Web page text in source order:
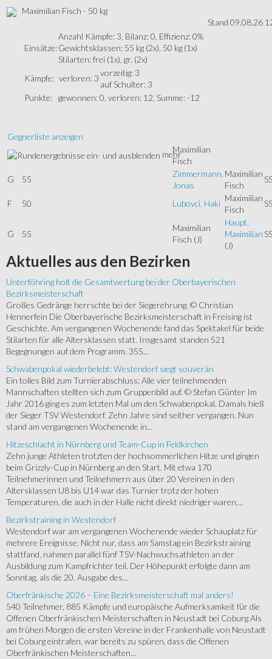
Maximilian Fisch - 50 kg
Stand 09.08.26
Einsätze:
Anzahl Kämpfe: 3, Bilanz: 0, Effizienz: 0%
Gewichtsklassen: 55 kg (2x), 50 kg (1x)
Stilarten: frei (1x), gr. (2x)
Kämpfe: verloren: 3
vorzeitig: 3
auf Schulter: 3
Punkte: gewonnen: 0, verloren: 12, Summe: -12
Gegnerliste anzeigen
mehrMaximilian
Fisch
G
55
Zimmermann,
Jonas
Maximilian
Fisch
SS
F 50 Lubovci, Haki
Maximilian
Fisch
SS
G 55
Maximilian
Fisch (J)
Haupt,
Maximilian
(J)
SS
Aktuelles aus den Bezirken
Unterföhring holt die Gesamtwertung bei der Oberbayerischen
Bezirksmeisterschaft
Großes Gedränge herrschte bei der Siegerehrung. © Christian
Hennerfein Die Oberbayerische Bezirksmeisterschaft in Freising ist
Geschichte. Am vergangenen Wochenende fand das Spektakel für beide
Stilarten für alle Altersklassen statt. Insgesamt standen 521
Begegnungen auf dem Programm. 355...
Schwabenpokal wiederbelebt: Westendorf siegt souverän
Ein tolles Bild zum Turnierabschluss: Alle vier teilnehmenden
Mannschaften stellten sich zum Gruppenbild auf. © Stefan Günter Im
Jahr 2016 ging es zum letzten Mal um den Schwabenpokal. Damals hieß
der Sieger TSV Westendorf. Zehn Jahre sind seither vergangen. Nun
stand am vergangenen Wochenende in...
Hitzeschlacht in Nürnberg und Team-Cup in Feldkirchen
Zehn junge Athleten trotzten der hochsommerlichen Hitze und gingen
beim Grizzly-Cup in Nürnberg an den Start. Mit etwa 170
Teilnehmerinnen und Teilnehmern aus über 20 Vereinen in den
Altersklassen U8 bis U14 war das Turnier trotz der hohen
Temperaturen, die auch in der Halle nicht direkt niedriger waren,...
Bezirkstraining in Westendorf
Westendorf war am vergangenen Wochenende wieder Schauplatz für
mehrere Ereignisse. Nicht nur, dass am Samstag ein Bezirkstraining
stattfand, nahmen parallel fünf TSV-Nachwuchsathleten an der
Ausbildung zum Kampfrichter teil. Der Höhepunkt erfolgte dann am
Sonntag, als die 20. Ausgabe des...
Oberfränkische 2026 – Eine Bezirksmeisterschaft mal anders!
540 Teilnehmer, 885 Kämpfe und europäische Aufmerksamkeit für die
Offenen Oberfränkischen Meisterschaften in Neustadt bei Coburg Als
am frühen Morgen die ersten Vereine in der Frankenhalle von Neustadt
bei Coburg eintrafen, war bereits zu spüren, dass die Offenen
Oberfränkischen Meisterschaften...